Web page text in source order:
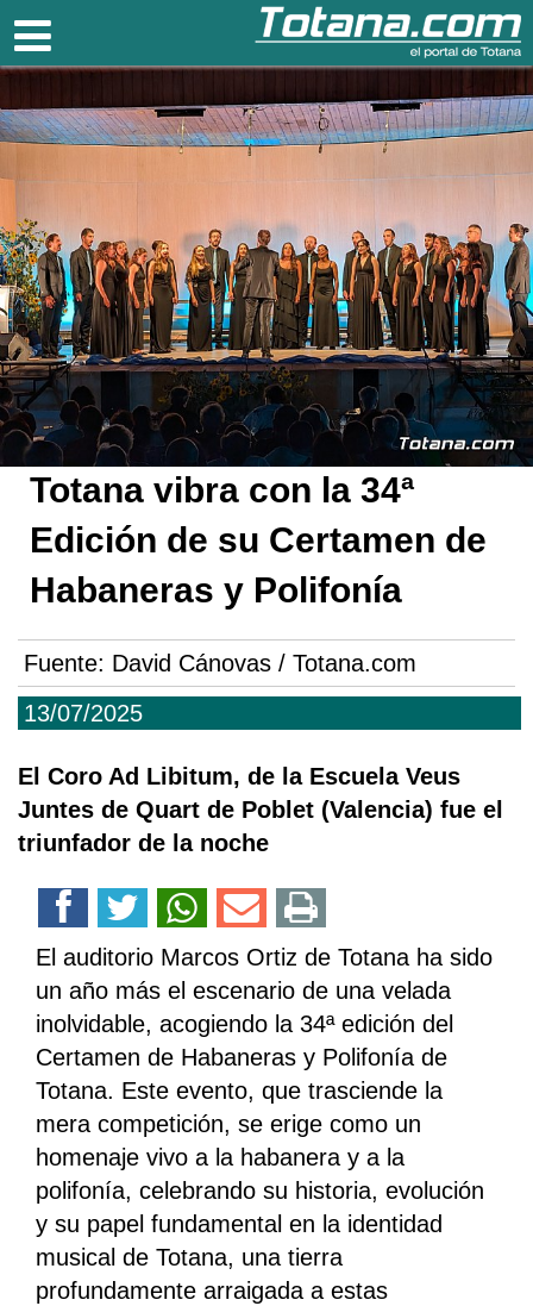
Totana.com
13/07/2025
Totana vibra con la 34ª
Edición de su Certamen de
Habaneras y Polifonía
Fuente: David Cánovas / Totana.com
El Coro Ad Libitum, de la Escuela Veus
Juntes de Quart de Poblet (Valencia) fue el
triunfador de la noche
El auditorio Marcos Ortiz de Totana ha sido
un año más el escenario de una velada
inolvidable, acogiendo la 34ª edición del
Certamen de Habaneras y Polifonía de
Totana. Este evento, que trasciende la
mera competición, se erige como un
homenaje vivo a la habanera y a la
polifonía, celebrando su historia, evolución
y su papel fundamental en la identidad
musical de Totana, una tierra
profundamente arraigada a estas